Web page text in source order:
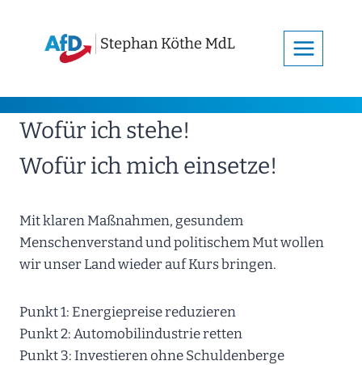
springen
Wofür ich stehe!
Wofür ich mich einsetze!
Mit klaren Maßnahmen, gesundem
Menschenverstand und politischem Mut wollen
wir unser Land wieder auf Kurs bringen.
Punkt 1: Energiepreise reduzieren
Punkt 2: Automobilindustrie retten
Punkt 3: Investieren ohne Schuldenberge